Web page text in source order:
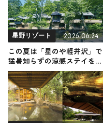
星野リゾート 2026.06.24
この夏は「星のや軽井沢」で
猛暑知らずの涼感ステイを。
喧騒から離れ、自然に溶け込
む避暑旅へ出かけよう｜星野
リゾート